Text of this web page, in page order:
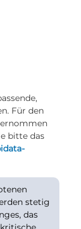
Für den
bitte das
stetig
das